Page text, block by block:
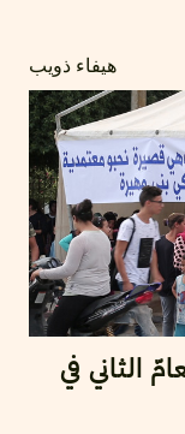
هيفاء ذويب
الثاني في